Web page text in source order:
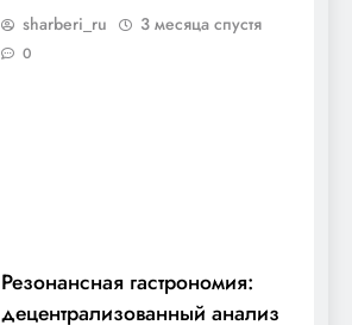
sharberi_ru 3 месяца спустя
0
Резонансная гастрономия:
децентрализованный анализ